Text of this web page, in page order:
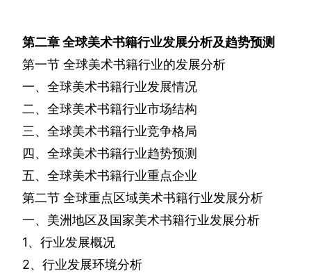
第二章全球美术书籍行业发展分析及趋势预测
第一节 全球美术书籍行业的发展分析
一、全球美术书籍行业发展情况
二、全球美术书籍行业市场结构
三、全球美术书籍行业竞争格局
四、全球美术书籍行业趋势预测
五、全球美术书籍行业重点企业
第二节 全球重点区域美术书籍行业发展分析
一、美洲地区及国家美术书籍行业发展分析
1、行业发展概况
2、行业发展环境分析